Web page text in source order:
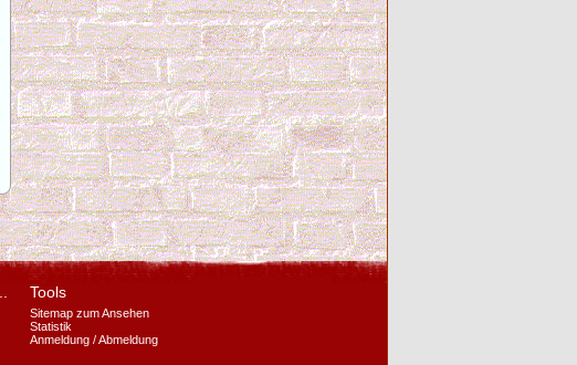
Tools
Sitemap zum Ansehen
Statistik
Anmeldung / Abmeldung